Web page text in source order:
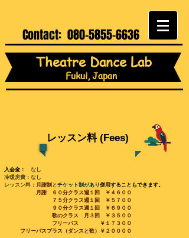
Contact: 080-5855-6636
Theatre Dance Lab
Fukui, Japan
レッスン料 (Fees)
入会金： なし
冷暖房費： なし
レッスン料： 月謝制 とチケット制があり 併用することもできます。
月謝
６０分クラス週１回 ￥４６００
７５ 分クラス週１回 ￥５７ ００
９０分クラス週１回 ￥６９００
歌のクラス 月３回 ￥３５００
フリーパス ￥１７３００
フリーパスプラス（ダンスと歌）￥２００００